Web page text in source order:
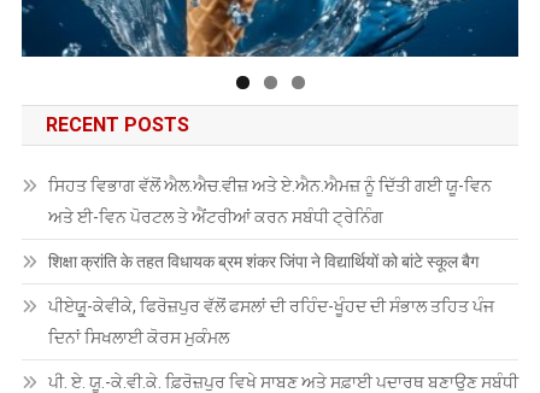
RECENT POSTS
ਸਿਹਤ ਵਿਭਾਗ ਵੱਲੋਂ ਐਲ.ਐਚ.ਵੀਜ਼ ਅਤੇ ਏ.ਐਨ.ਐਮਜ਼ ਨੂੰ ਦਿੱਤੀ ਗਈ ਯੂ-ਵਿਨ
ਅਤੇ ਈ-ਵਿਨ ਪੋਰਟਲ ਤੇ ਐਂਟਰੀਆਂ ਕਰਨ ਸਬੰਧੀ ਟ੍ਰੇਨਿੰਗ
शिक्षा क्रांति के तहत विधायक ब्रम शंकर जिंपा ने विद्यार्थियों को बांटे स्कूल बैग
ਪੀਏਯੂੑ-ਕੇਵੀਕੇ, ਫਿਰੋਜ਼ਪੁਰ ਵੱਲੋਂ ਫਸਲਾਂ ਦੀ ਰਹਿੰਦ-ਖੂੰਹਦ ਦੀ ਸੰਭਾਲ ਤਹਿਤ ਪੰਜ
ਦਿਨਾਂ ਸਿਖਲਾਈ ਕੋਰਸ ਮੁਕੰਮਲ
ਪੀ. ਏ. ਯੂ.-ਕੇ.ਵੀ.ਕੇ. ਫ਼ਿਰੋਜ਼ਪੁਰ ਵਿਖੇ ਸਾਬਣ ਅਤੇ ਸਫ਼ਾਈ ਪਦਾਰਥ ਬਣਾਉਣ ਸਬੰਧੀ